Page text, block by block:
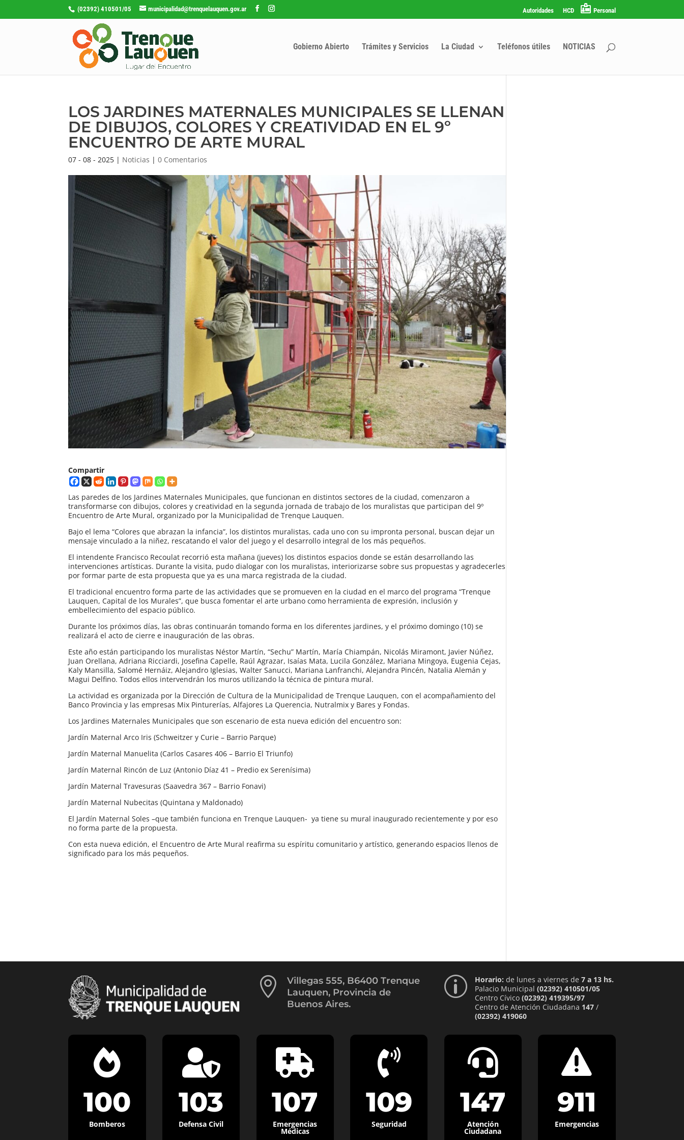
(02392) 410501/05 municipalidad@trenquelauquen.gov.ar Autoridades HCD Personal
Gobierno Abierto Trámites y Servicios La Ciudad Teléfonos útiles NOTICIAS
LOS JARDINES MATERNALES MUNICIPALES SE LLENAN
DE DIBUJOS, COLORES Y CREATIVIDAD EN EL 9º
ENCUENTRO DE ARTE MURAL
07 - 08 - 2025 | Noticias |0 Comentarios
Compartir
Las paredes de los Jardines Maternales Municipales, que funcionan en distintos sectores de la ciudad, comenzaron a
transformarse con dibujos, colores y creatividad en la segunda jornada de trabajo de los muralistas que participan del 9º
Encuentro de Arte Mural, organizado por la Municipalidad de Trenque Lauquen.
Bajo el lema “Colores que abrazan la infancia”, los distintos muralistas, cada uno con su impronta personal, buscan dejar un
mensaje vinculado a la niñez, rescatando el valor del juego y el desarrollo integral de los más pequeños.
El intendente Francisco Recoulat recorrió esta mañana (jueves) los distintos espacios donde se están desarrollando las
intervenciones artísticas. Durante la visita, pudo dialogar con los muralistas, interiorizarse sobre sus propuestas y agradecerles
por formar parte de esta propuesta que ya es una marca registrada de la ciudad.
El tradicional encuentro forma parte de las actividades que se promueven en la ciudad en el marco del programa “Trenque
Lauquen, Capital de los Murales”, que busca fomentar el arte urbano como herramienta de expresión, inclusión y
embellecimiento del espacio público.
Durante los próximos días, las obras continuarán tomando forma en los diferentes jardines, y el próximo domingo (10) se
realizará el acto de cierre e inauguración de las obras.
Este año están participando los muralistas Néstor Martín, “Sechu” Martín, María Chiampán, Nicolás Miramont, Javier Núñez,
Juan Orellana, Adriana Ricciardi, Josefina Capelle, Raúl Agrazar, Isaías Mata, Lucila González, Mariana Mingoya, Eugenia Cejas,
Kaly Mansilla, Salomé Hernáiz, Alejandro Iglesias, Walter Sanucci, Mariana Lanfranchi, Alejandra Pincén, Natalia Alemán y
Magui Delfino. Todos ellos intervendrán los muros utilizando la técnica de pintura mural.
La actividad es organizada por la Dirección de Cultura de la Municipalidad de Trenque Lauquen, con el acompañamiento del
Banco Provincia y las empresas Mix Pinturerías, Alfajores La Querencia, Nutralmix y Bares y Fondas.
Los Jardines Maternales Municipales que son escenario de esta nueva edición del encuentro son:
Jardín Maternal Arco Iris (Schweitzer y Curie – Barrio Parque)
Jardín Maternal Manuelita (Carlos Casares 406 – Barrio El Triunfo)
Jardín Maternal Rincón de Luz (Antonio Díaz 41 – Predio ex Serenísima)
Jardín Maternal Travesuras (Saavedra 367 – Barrio Fonavi)
Jardín Maternal Nubecitas (Quintana y Maldonado)
El Jardín Maternal Soles –que también funciona en Trenque Lauquen- ya tiene su mural inaugurado recientemente y por eso
no forma parte de la propuesta.
Con esta nueva edición, el Encuentro de Arte Mural reafirma su espíritu comunitario y artístico, generando espacios llenos de
significado para los más pequeños.

Villegas 555, B6400 Trenque
Lauquen, Provincia de
Buenos Aires.
p Horario: de lunes a viernes de 7 a 13 hs.
Palacio Municipal (02392) 410501/05
Centro Cívico (02392) 419395/97
Centro de Atención Ciudadana 147/
(02392) 419060

100
Bomberos

103
Defensa Civil

107
Emergencias
Médicas

109
Seguridad

147
Atención
Ciudadana

911
Emergencias